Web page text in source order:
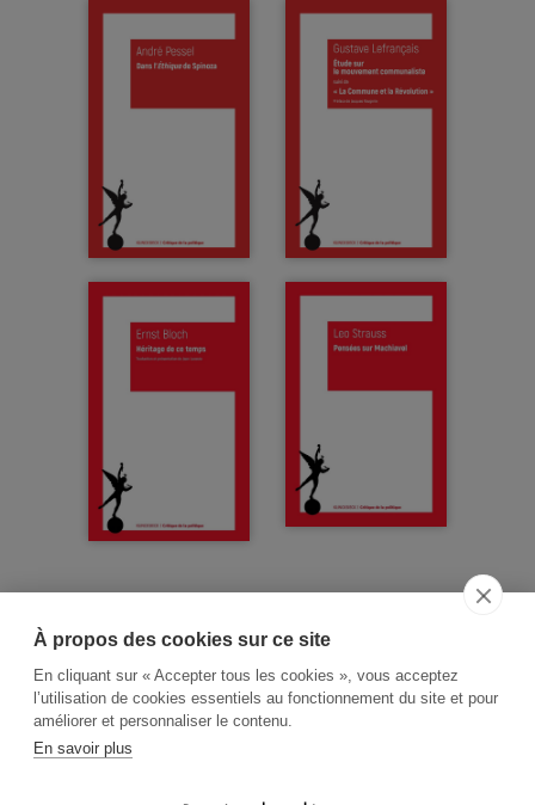
À propos des cookies sur ce site
En cliquant sur « Accepter tous les cookies », vous acceptez
l’utilisation de cookies essentiels au fonctionnement du site et pour
améliorer et personnaliser le contenu.
En savoir plus
RECHERCHE THÉMATIQUE